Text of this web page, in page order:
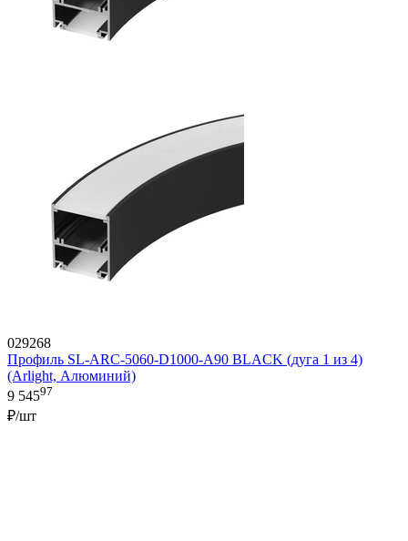
029268
Профиль SL-ARC-5060-D1000-A90 BLACK (дуга 1 из 4)
(Arlight, Алюминий)
9 54597
₽/шт